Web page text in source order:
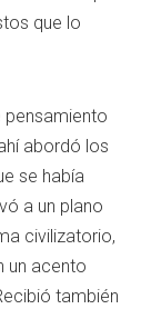
que lo
pensamiento
abordó los
se había
a un plano
civilizatorio,
un acento
también